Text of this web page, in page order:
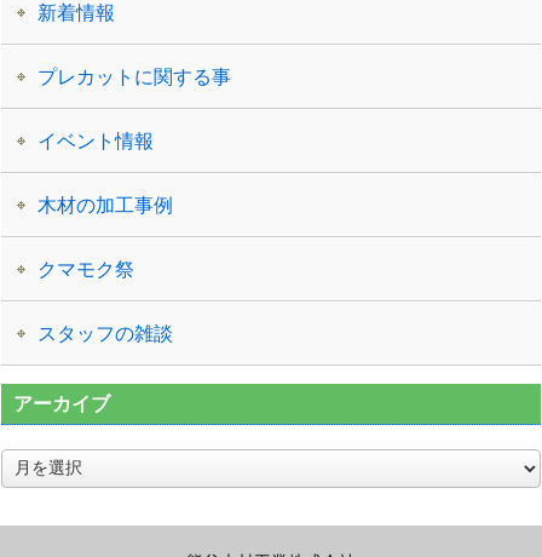
新着情報
プレカットに関する事
イベント情報
木材の加工事例
クマモク祭
スタッフの雑談
アーカイブ
ア
ー